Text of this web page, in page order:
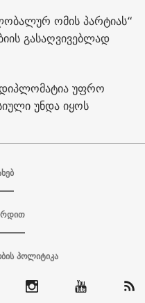
ომის პარტიას“
გასაღვივებლად
უფრო
უნდა იყოს
პოლიტიკა